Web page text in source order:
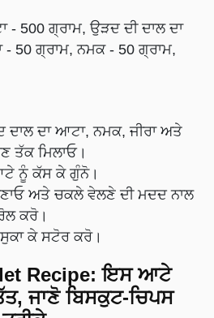
- 500 ਗ੍ਰਾਮ, ਉੜਦ ਦੀ ਦਾਲ ਦਾ
- 50 ਗ੍ਰਾਮ, ਨਮਕ - 50 ਗ੍ਰਾਮ,
ਦਾਲ ਦਾ ਆਟਾ, ਨਮਕ, ਜੀਰਾ ਅਤੇ
ਤੱਕ ਮਿਲਾਓ।
ਨੂੰ ਕੱਸ ਕੇ ਗੁੰਨੋ।
ਅਤੇ ਚਕਲੇ ਵੇਲਣੇ ਦੀ ਮਦਦ ਨਾਲ
ਕਰੋ।
ਕੇ ਸਟੋਰ ਕਰੋ।
Recipe: ਇਸ ਆਟੇ
ਜਾਣੋ ਬਿਸਕੁਟ-ਚਿਪਸ